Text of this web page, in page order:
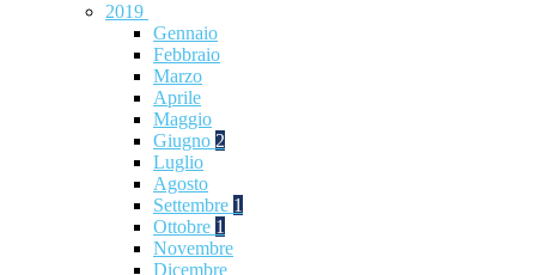
2019
Gennaio
Febbraio
Marzo
Aprile
Maggio
Giugno 2
Luglio
Agosto
Settembre 1
Ottobre 1
Novembre
Dicembre